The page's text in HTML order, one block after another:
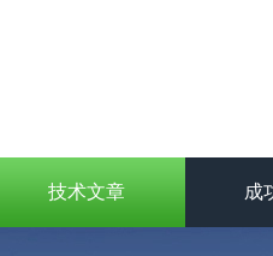
技术文章 成